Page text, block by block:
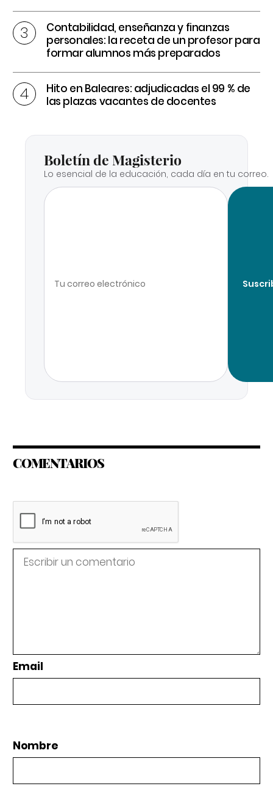
Contabilidad, enseñanza y finanzas
personales: la receta de un profesor para
formar alumnos más preparados
Hito en Baleares: adjudicadas el 99 % de
las plazas vacantes de docentes
Boletín de Magisterio
Lo esencial de la educación, cada día en tu correo.
COMENTARIOS
Email
Nombre